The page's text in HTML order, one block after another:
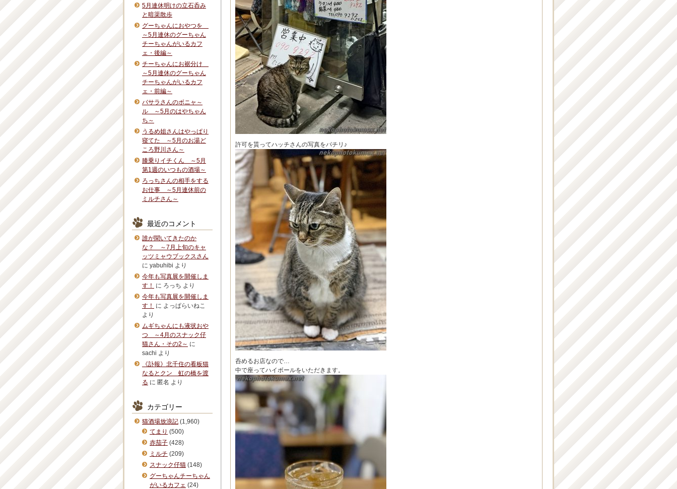
許可を貰ってハッチさんの写真をパチリ♪
呑めるお店なので…
中で座ってハイボールをいただきます。
5月連休明けの立石呑み
と暗渠散歩
グーちゃんにおやつを
～5月連休のグーちゃん
チーちゃんがいるカフ
ェ・後編～
チーちゃんにお裾分け
～5月連休のグーちゃん
チーちゃんがいるカフ
ェ・前編～
バサラさんのボニャ～
ル ～5月のはやちゃん
ち～
うるめ姐さんはやっぱり
寝てた ～5月のお湯ど
ころ野川さん～
膝乗りイチくん ～5月
第1週のいつもの酒場～
ろっちさんの相手をする
お仕事 ～5月連休前の
ミルチさん～
最近のコメント
誰が聞いてきたのか
な？ ～7月上旬のキャ
ッツミャウブックスさん
に yabuhibi より
今年も写真展を開催しま
す！
に ろっち より
今年も写真展を開催しま
す！
に よっぱらいねこ
より
ムギちゃんにも液状おや
つ ～4月のスナック仔
猫さん・その2～ に
sachi より
《訃報》北千住の看板猫
なるとクン 虹の橋を渡
る に 匿名 より
カテゴリー
猫酒場放浪記 (1,960)
てまり (500)
赤茄子 (428)
ミルチ (209)
スナック仔猫 (148)
グーちゃんチーちゃん
がいるカフェ (24)